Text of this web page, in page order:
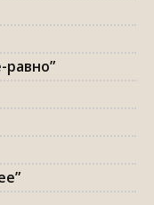
равно”